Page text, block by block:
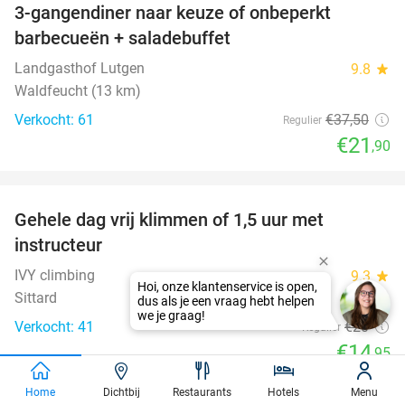
3-gangendiner naar keuze of onbeperkt
barbecueën + saladebuffet
Landgasthof Lutgen 9.8 star
Waldfeucht (13 km)
Verkocht: 61
Regulier €37,50
€21 ,90
Gehele dag vrij klimmen of 1,5 uur met
instructeur
IVY climbing 9.3 star
Sittard
Verkocht: 41
Regulier €20
€14,95
favorite_border
Home Dichtbij Restaurants Hotels Menu
Hoi, onze klantenservice is open,
dus als je een vraag hebt helpen
we je graag!